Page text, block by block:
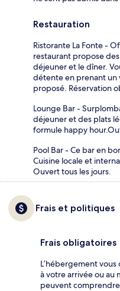
Restauration
Ristorante La Fonte -
restaurant propose
déjeuner et le dîner.
détente en prenant un
proposé. Réservation
Lounge Bar -
déjeuner et des plats
formule happy
Pool Bar - Ce bar en
Cuisine locale et
Ouvert tous les jours.
Frais et politiques
Frais obligatoires
L’hébergement
à votre arrivée ou au
peuvent